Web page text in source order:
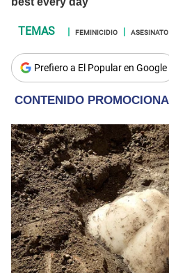
FEMINICIDIO ASESINATO
Prefiero a El Popular en Google